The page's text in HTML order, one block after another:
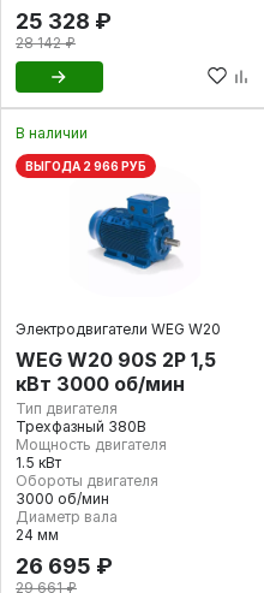
25 328 ₽
28 142 ₽
В наличии
ВЫГОДА 2 966 РУБ
Электродвигатели WEG W20
WEG W20 90S 2P 1,5
кВт 3000 об/мин
Тип двигателя
Трехфазный 380В
Мощность двигателя
1.5 кВт
Обороты двигателя
3000 об/мин
Диаметр вала
24 мм
26 695 ₽
29 661 ₽